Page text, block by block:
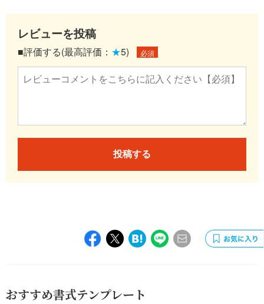
レビューを投稿
■評価する(最高評価： ★5) 必須
投稿する
おすすめ書式テンプレート